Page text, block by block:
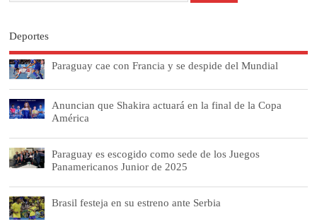
Deportes
Paraguay cae con Francia y se despide del Mundial
Anuncian que Shakira actuará en la final de la Copa
América
Paraguay es escogido como sede de los Juegos
Panamericanos Junior de 2025
Brasil festeja en su estreno ante Serbia